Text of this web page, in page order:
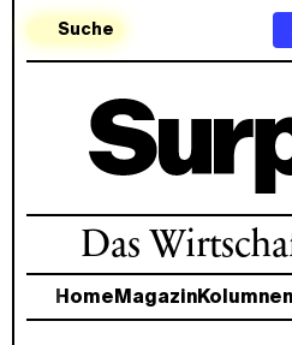
Suche
Das
Home MagazinKolumnen